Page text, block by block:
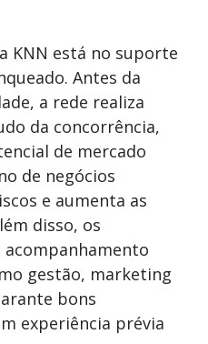
KNN está no suporte
Antes da
a rede realiza
da concorrência,
de mercado
de negócios
e aumenta as
disso, os
gestão, marketing
bons
experiência prévia